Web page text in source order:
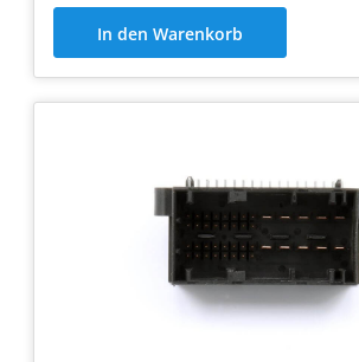
In den Warenkorb